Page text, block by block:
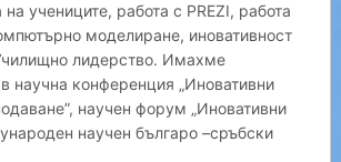
учениците, работа с PREZI, работа
моделиране, иновативност
лидерство. Имахме
научна конференция „Иновативни
научен форум „Иновативни
научен българо –сръбски